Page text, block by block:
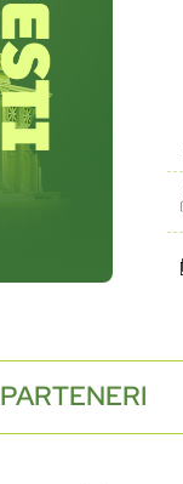
PARTENERI